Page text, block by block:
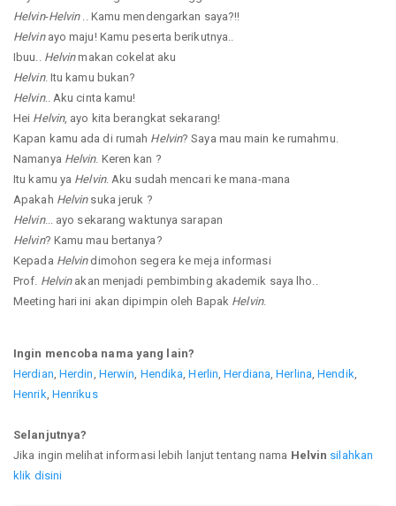
Helvin-Helvin.. Kamu mendengarkan saya?!!
Helvinayo maju! Kamu peserta berikutnya..
Ibuu.. Helvinmakan cokelat aku
Helvin. Itu kamu bukan?
Helvin.. Aku cinta kamu!
Hei Helvin, ayo kita berangkat sekarang!
Kapan kamu ada di rumah Helvin? Saya mau main ke rumahmu.
Namanya Helvin. Keren kan ?
Itu kamu ya Helvin. Aku sudah mencari ke mana-mana
Apakah Helvinsuka jeruk ?
Helvin... ayo sekarang waktunya sarapan
Helvin? Kamu mau bertanya?
Kepada Helvindimohon segera ke meja informasi
Prof. Helvinakan menjadi pembimbing akademik saya lho..
Meeting hari ini akan dipimpin oleh Bapak Helvin.
Ingin mencoba nama yang lain?
Herdian Herdin Herwin Hendika ,Herlin ,Herdiana ,Herlina ,Hendik
Henrik Henrikus
Selanjutnya?
Jika ingin melihat informasi lebih lanjut tentang nama Helvin silahkan
klik disini